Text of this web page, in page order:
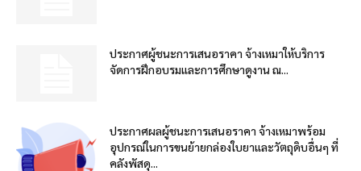
ประกาศผู้ชนะการเสนอราคา จ้างเหมาให้บริการ
จัดการฝึกอบรมและการศึกษาดูงาน ณ...
ประกาศผลผู้ชนะการเสนอราคา จ้างเหมาพร้อม
อุปกรณ์ในการขนย้ายกล่องใบยาและวัตถุดิบอื่นๆ ที่
คลังพัสดุ...